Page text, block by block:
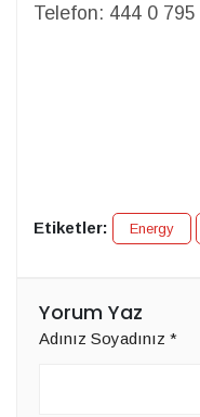
Telefon: 444 0 795
Etiketler: Energy
Yorum Yaz
Adınız Soyadınız *